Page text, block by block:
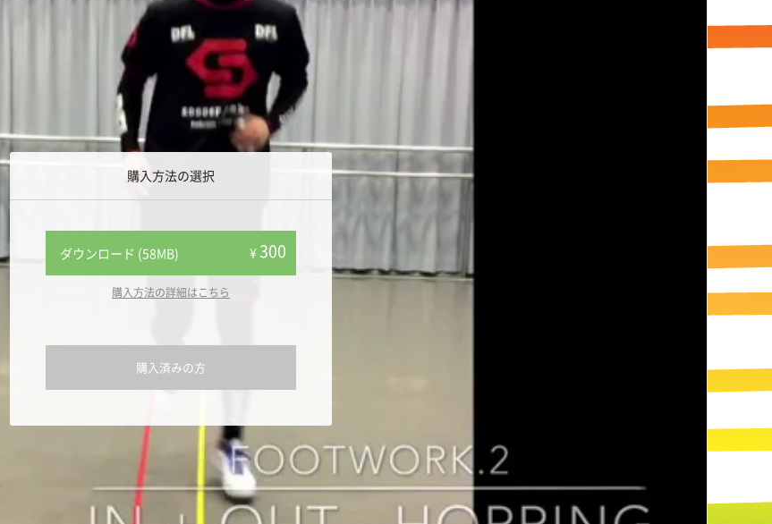
購入方法の選択
ダウンロード (58MB) ¥300
購入方法の詳細はこちら
購入済みの方